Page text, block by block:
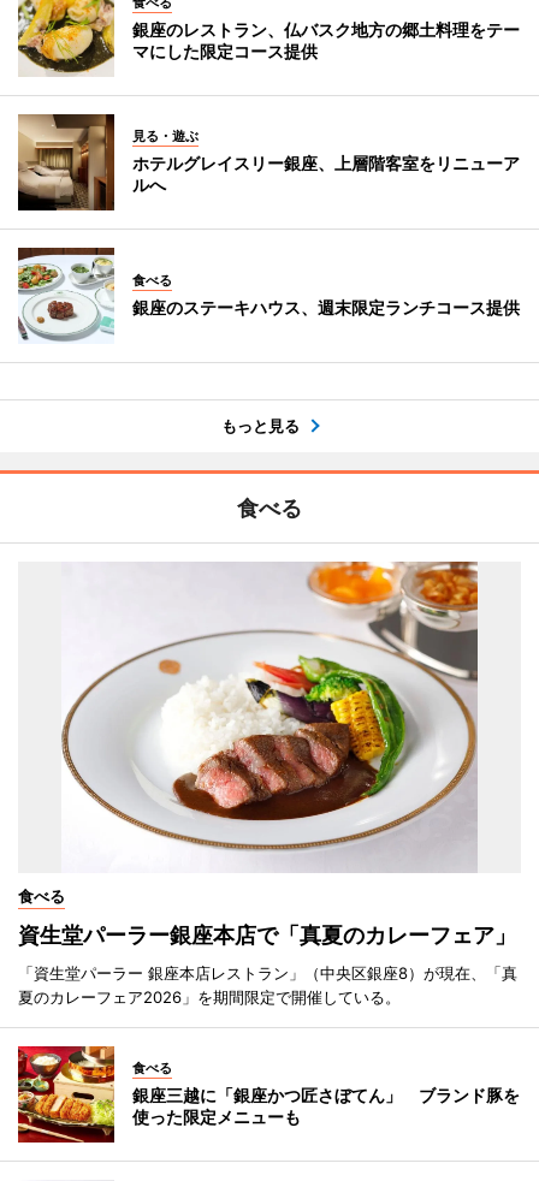
銀座のレストラン、仏バスク地方の郷土料理をテー
マにした限定コース提供
見る・遊ぶ
ホテルグレイスリー銀座、上層階客室をリニューア
ルへ
食べる
銀座のステーキハウス、週末限定ランチコース提供
もっと見る
食べる
食べる
資生堂パーラー銀座本店で「真夏のカレーフェア」
「資生堂パーラー 銀座本店レストラン」（中央区銀座8）が現在、「真
夏のカレーフェア2026」を期間限定で開催している。
食べる
銀座三越に「銀座かつ匠さぼてん」 ブランド豚を
使った限定メニューも